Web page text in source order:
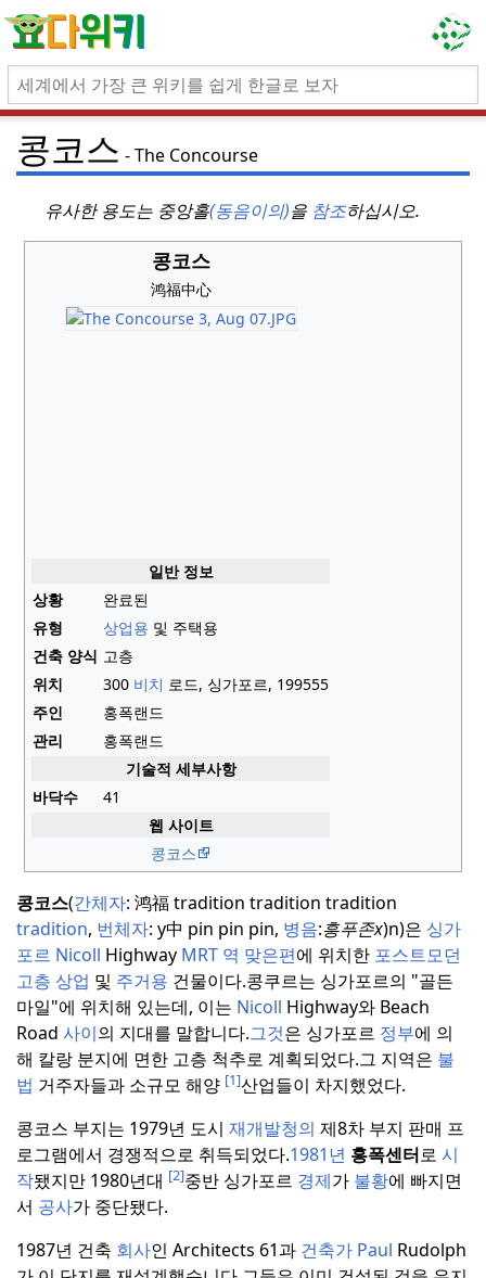
콩코스 The Concourse
유사한 용도는 중앙홀(동음이의)을 참조하십시오.
콩코스
鸿福中心
일반 정보
상황
완료된
유형
상업용 및 주택용
건축 양식 고층
위치
300 비치 로드, 싱가포르, 199555
주인
홍폭랜드
관리
홍폭랜드
기술적 세부사항
바닥수
41
웹 사이트
콩코스
콩코스(간체자: 鸿福tradition tradition tradition
tradition, 번체자: y中 pin pin pin, 병음:흥푸존x)n)은 싱가
포르 Nicoll Highway MRT 역 맞은편에 위치한 포스트모던
고층 상업 및 주거용 건물이다.콩쿠르는 싱가포르의 "골든
마일"에 위치해 있는데, 이는 Nicoll Highway와 Beach
Road 사이의 지대를 말합니다.그것은 싱가포르 정부에 의
해 칼랑 분지에 면한 고층 척추로 계획되었다.그 지역은 불
법 거주자들과 소규모 해양 [1]산업들이 차지했었다.
콩코스 부지는 1979년 도시 재개발청의 제8차 부지 판매 프
로그램에서 경쟁적으로 취득되었다.1981년 홍폭센터로 시
작됐지만 1980년대 [2]중반 싱가포르 경제가 불황에 빠지면
서 공사가 중단됐다.
1987년 건축 회사인 Architects 61과 건축가 Paul Rudolph